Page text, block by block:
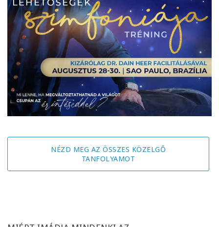
NÉZD MEG AZ ÖSSZES KÖZELGŐ
TANFOLYAMOT